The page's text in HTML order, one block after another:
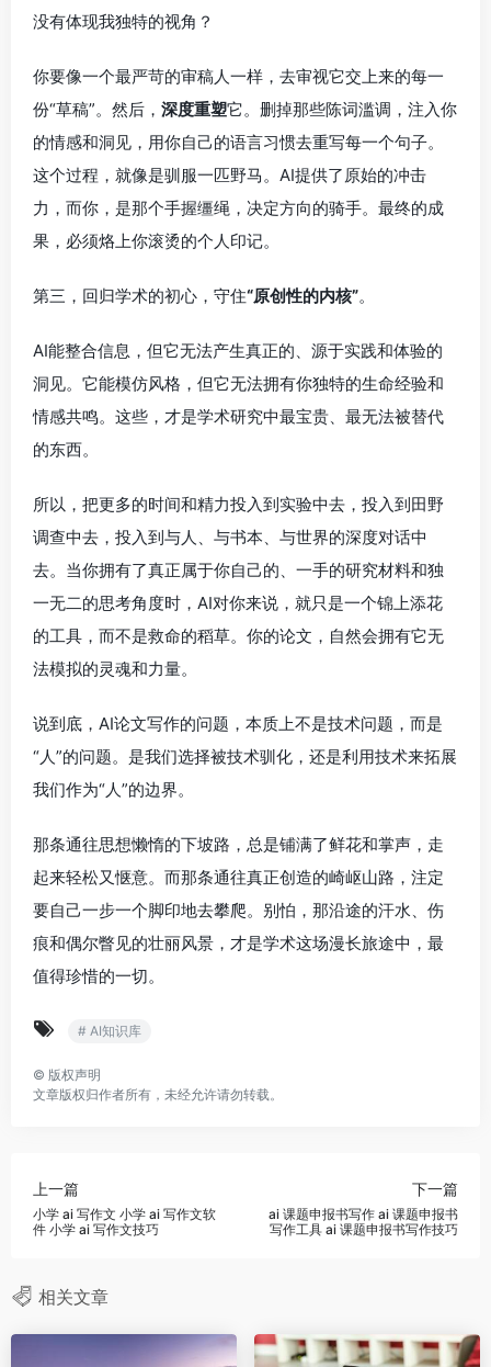
没有体现我独特的视角？
你要像一个最严苛的审稿人一样，去审视它交上来的每一
份“草稿”。然后， 深度重塑它。删掉那些陈词滥调，注入你
的情感和洞见，用你自己的语言习惯去重写每一个句子。
这个过程，就像是驯服一匹野马。AI提供了原始的冲击
力，而你，是那个手握缰绳，决定方向的骑手。最终的成
果，必须烙上你滚烫的个人印记。
第三，回归学术的初心，守住“原创性的内核”。
AI能整合信息，但它无法产生真正的、源于实践和体验的
洞见。它能模仿风格，但它无法拥有你独特的生命经验和
情感共鸣。这些，才是学术研究中最宝贵、最无法被替代
的东西。
所以，把更多的时间和精力投入到实验中去，投入到田野
调查中去，投入到与人、与书本、与世界的深度对话中
去。当你拥有了真正属于你自己的、一手的研究材料和独
一无二的思考角度时，AI对你来说，就只是一个锦上添花
的工具，而不是救命的稻草。你的论文，自然会拥有它无
法模拟的灵魂和力量。
说到底，AI论文写作的问题，本质上不是技术问题，而是
“人”的问题。是我们选择被技术驯化，还是利用技术来拓展
我们作为“人”的边界。
那条通往思想懒惰的下坡路，总是铺满了鲜花和掌声，走
起来轻松又惬意。而那条通往真正创造的崎岖山路，注定
要自己一步一个脚印地去攀爬。别怕，那沿途的汗水、伤
痕和偶尔瞥见的壮丽风景，才是学术这场漫长旅途中，最
值得珍惜的一切。
# AI知识库
© 版权声明
文章版权归作者所有，未经允许请勿转载。
上一篇
小学 ai 写作文 小学 ai 写作文软
件 小学 ai 写作文技巧
下一篇
ai 课题申报书写作 ai 课题申报书
写作工具 ai 课题申报书写作技巧
相关文章